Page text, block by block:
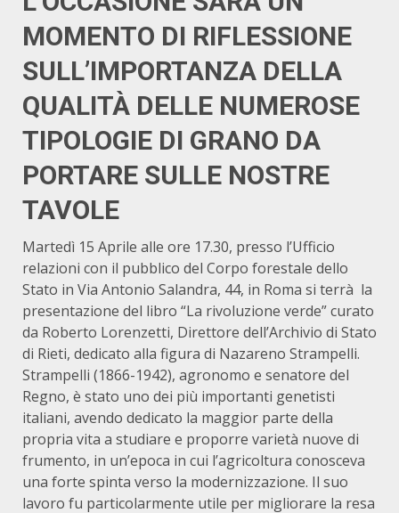
MOMENTO DI RIFLESSIONE
SULL’IMPORTANZA DELLA
QUALITÀ DELLE NUMEROSE
TIPOLOGIE DI GRANO DA
PORTARE SULLE NOSTRE
TAVOLE
Martedì 15 Aprile alle ore 17.30, presso l’Ufficio
relazioni con il pubblico del Corpo forestale dello
Stato in Via Antonio Salandra, 44, in Roma si terrà la
presentazione del libro “La rivoluzione verde” curato
da Roberto Lorenzetti, Direttore dell’Archivio di Stato
di Rieti, dedicato alla figura di Nazareno Strampelli.
Strampelli (1866-1942), agronomo e senatore del
Regno, è stato uno dei più importanti genetisti
italiani, avendo dedicato la maggior parte della
propria vita a studiare e proporre varietà nuove di
frumento, in un’epoca in cui l’agricoltura conosceva
una forte spinta verso la modernizzazione. Il suo
lavoro fu particolarmente utile per migliorare la resa